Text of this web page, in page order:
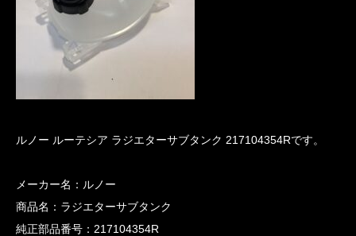
ルノー ルーテシア ラジエターサブタンク 217104354Rです。
メーカー名：ルノー
商品名：ラジエターサブタンク
純正部品番号：217104354R